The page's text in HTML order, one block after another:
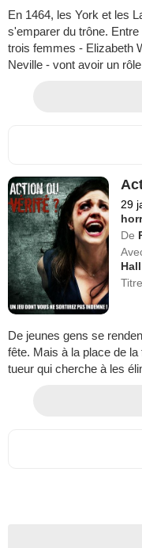
En 1464, les York et les
s'emparer du trône.
trois femmes - Elizabeth
Neville - vont avoir un
29
De
Hall
De jeunes gens se
fête. Mais à la place de
tueur qui cherche à les